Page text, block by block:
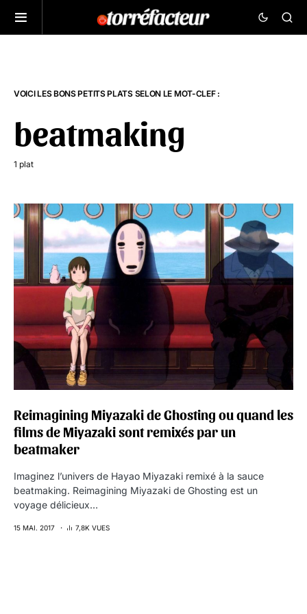
VOICI LES BONS PETITS PLATS SELON LE MOT-CLEF :
beatmaking
1 plat
Reimagining Miyazaki de Ghosting ou quand les
films de Miyazaki sont remixés par un
beatmaker
Imaginez l’univers de Hayao Miyazaki remixé à la sauce
beatmaking. Reimagining Miyazaki de Ghosting est un
voyage délicieux…
15 MAI. 2017 7,8K VUES